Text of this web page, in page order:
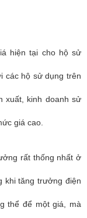
hiện tại cho hộ sử
các hộ sử dụng trên
xuất, kinh doanh sử
giá cao.
rất thống nhất ở
khi tăng trưởng điện
thể để một giá, mà